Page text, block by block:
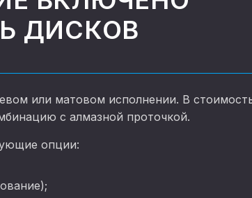
ДИСКОВ
или матовом исполнении. В
с алмазной проточкой.
опции: